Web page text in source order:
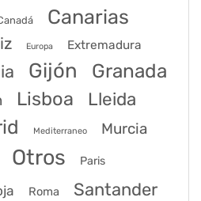
Canarias
Europa Extremadura
Gijón Granada
Lisboa Lleida
Mediterraneo Murcia
Otros Paris
Roma Santander